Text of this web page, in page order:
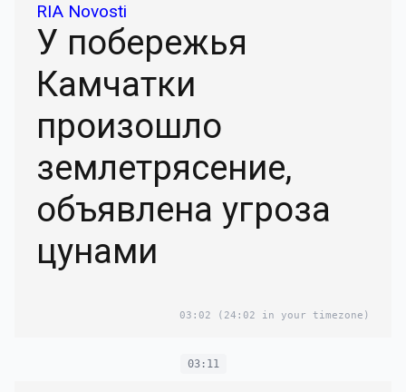
RIA Novosti
У побережья
Камчатки
произошло
землетрясение,
объявлена угроза
цунами
03:02 (24:02 in your timezone)
03:11